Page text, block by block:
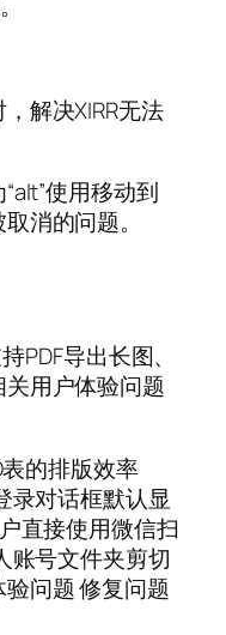
解决XIRR无法
使用移动到
消的问题。
PDF导出长图、
用户体验问题
的排版效率
录对话框默认显
直接使用微信扫
账号文件夹剪切
问题 修复问题